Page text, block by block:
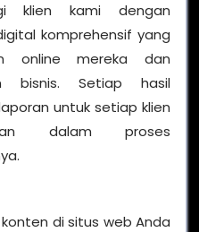
klien kami dengan
komprehensif yang
online mereka dan
bisnis. Setiap hasil
untuk setiap klien
dalam proses
di situs web Anda